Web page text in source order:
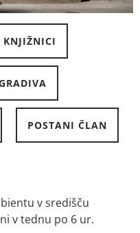
KNJIŽNICI
POSTANI ČLAN
v središču
v tednu po 6 ur.